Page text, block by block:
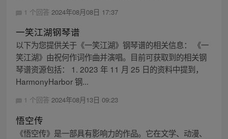
1 个回答 2024年08月08日 17:37
一笑江湖钢琴谱
以下为您提供关于《一笑江湖》钢琴谱的相关信息： 《一
笑江湖》由祝何作词作曲并演唱。目前可获取到的相关钢
琴谱资源包括： 1. 2023 年 11 月 25 日的资料中提到，
HarmonyHarbor 钢...
1 个回答 2024年08月13日 09:23
悟空传
《悟空传》是一部具有影响力的作品。它在文学、动漫、